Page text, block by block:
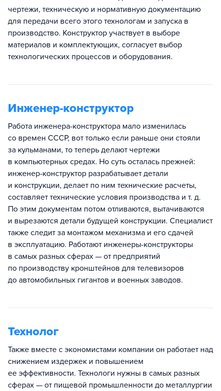
чертежи, техническую и нормативную документацию
для передачи всего этого технологам и запуска в
производство. Конструктор участвует в выборе
материалов и комплектующих, согласует выбор
технологических процессов и оборудования.
Инженер-конструктор
Работа инженера-конструктора мало изменилась
со времен СССР, вот только если раньше они стояли
за кульманами, то теперь делают чертежи
в компьютерных средах. Но суть осталась прежней:
инженер-конструктор разрабатывает детали
и конструкции, делает по ним технические расчеты,
составляет технические условия производства и т. д.
По этим документам потом отливаются, вытачиваются
и вырезаются детали будущей конструкции. Специалист
также следит за монтажом механизма и его сдачей
в эксплуатацию. Работают инженеры-конструкторы
в самых разных сферах — от предприятий
по производству кронштейнов для телевизоров
до автомобильных гигантов и военных заводов.
Технолог
Также вместе с экономистами компании он работает над
снижением издержек и повышением
ее эффективности. Технологи нужны в самых разных
сферах — от пищевой промышленности до металлургии